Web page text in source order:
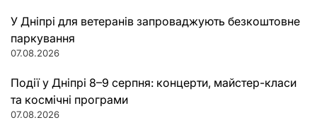
У Дніпрі для ветеранів запроваджують безкоштовне
паркування
07.08.2026
Події у Дніпрі 8–9 серпня: концерти, майстер-класи
та космічні програми
07.08.2026